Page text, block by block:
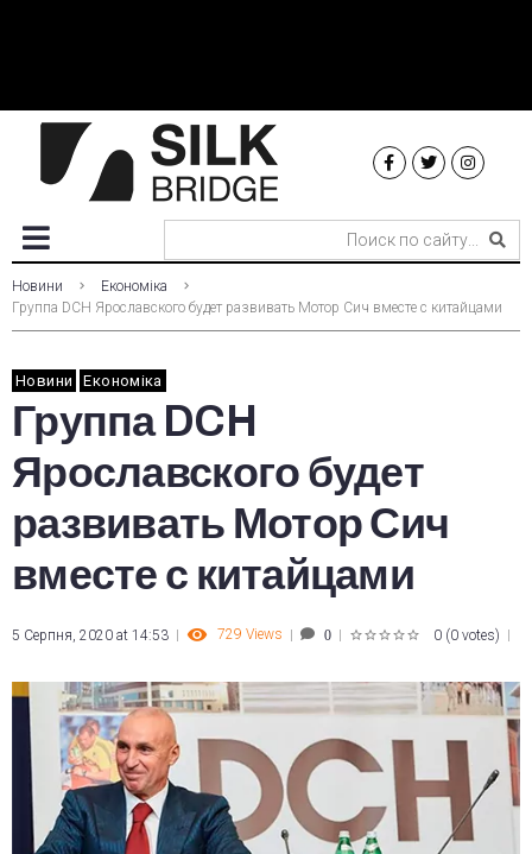
Новини
Економіка
Группа DCH Ярославского будет развивать Мотор Сич вместе с китайцами
Новини Економіка
Группа DCH
Ярославского будет
развивать Мотор Сич
вместе с китайцами
5 Серпня, 2020 at 14:53 729 Views 0 0 (0 votes)